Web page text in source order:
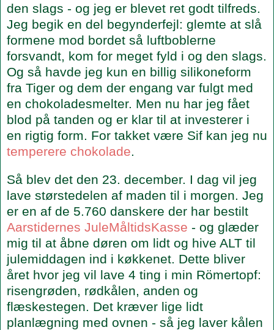
den slags - og jeg er blevet ret godt tilfreds.
Jeg begik en del begynderfejl: glemte at slå
formene mod bordet så luftboblerne
forsvandt, kom for meget fyld i og den slags.
Og så havde jeg kun en billig silikoneform
fra Tiger og dem der engang var fulgt med
en chokoladesmelter. Men nu har jeg fået
blod på tanden og er klar til at investerer i
en rigtig form. For takket være Sif kan jeg nu
temperere chokolade.
Så blev det den 23. december. I dag vil jeg
lave størstedelen af maden til i morgen. Jeg
er en af de 5.760 danskere der har bestilt
Aarstidernes JuleMåltidsKasse - og glæder
mig til at åbne døren om lidt og hive ALT til
julemiddagen ind i køkkenet. Dette bliver
året hvor jeg vil lave 4 ting i min Römertopf:
risengrøden, rødkålen, anden og
flæskestegen. Det kræver lige lidt
planlægning med ovnen - så jeg laver kålen